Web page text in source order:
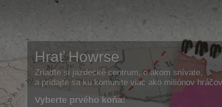
Hrať Howrse
Zriaďte si jazdecké centrum, o akom snívate,
a pridajte sa ku komunite viac ako miliónov
Vyberte prvého koňa: